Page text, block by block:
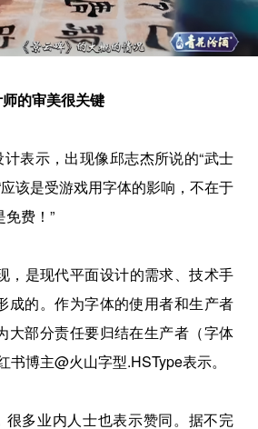
的审美很关键
表示，出现像邱志杰所说的“武士
该是受游戏用字体的影响，不在于
费！”
，是现代平面设计的需求、技术手
成的。作为字体的使用者和生产者
大部分责任要归结在生产者（字体
书博主@火山字型.HSType表示。
很多业内人士也表示赞同。据不完